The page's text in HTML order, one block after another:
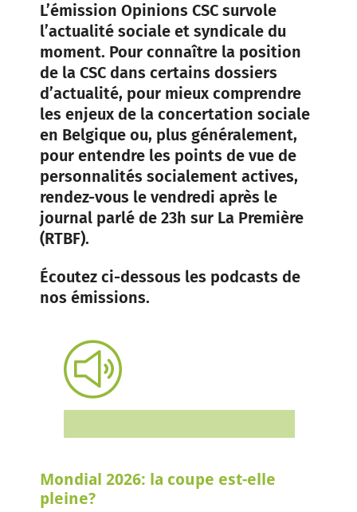
L’émission Opinions CSC survole
l’actualité sociale et syndicale du
moment. Pour connaître la position
de la CSC dans certains dossiers
d’actualité, pour mieux comprendre
les enjeux de la concertation sociale
en Belgique ou, plus généralement,
pour entendre les points de vue de
personnalités socialement actives,
rendez-vous le vendredi après le
journal parlé de 23h sur La Première
(RTBF).
Écoutez ci-dessous les podcasts de
nos émissions.
Mondial 2026: la coupe est-elle
pleine?